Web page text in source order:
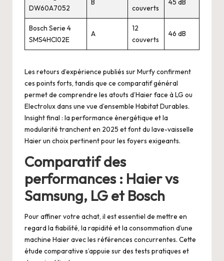
DW60A7052
B
couverts
45 dB
Bosch Serie 4
SMS4HCI02E
A
12
couverts
46 dB
Les retours d’expérience publiés surMurfyconfirment
ces points forts, tandis que ce comparatif général
permet de comprendre les atouts d’Haier face à LG ou
Electrolux dans une vue d’ensemble Habitat Durables.
Insight final : la performance énergétique et la
modularité tranchent en 2025 et font du lave-vaisselle
Haier un choix pertinent pour les foyers exigeants.
Comparatif des
performances : Haier vs
Samsung, LG et Bosch
Pour affiner votre achat, il est essentiel de mettre en
regard la fiabilité, la rapidité et la consommation d’une
machine Haier avec les références concurrentes. Cette
étude comparative s’appuie sur des tests pratiques et